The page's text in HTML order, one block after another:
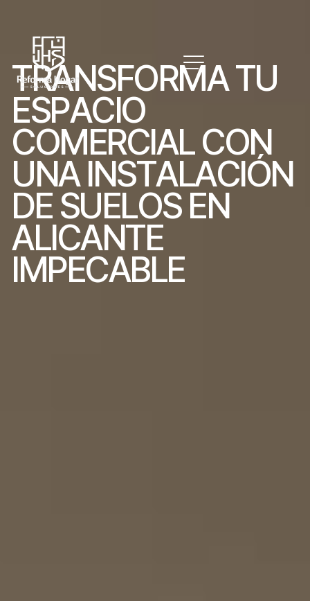
TRANSFORMATU
ESPACIO
COMERCIALCON
UNA INSTALACIÓN
DE SUELOS EN
ALICANTE
IMPECABLE